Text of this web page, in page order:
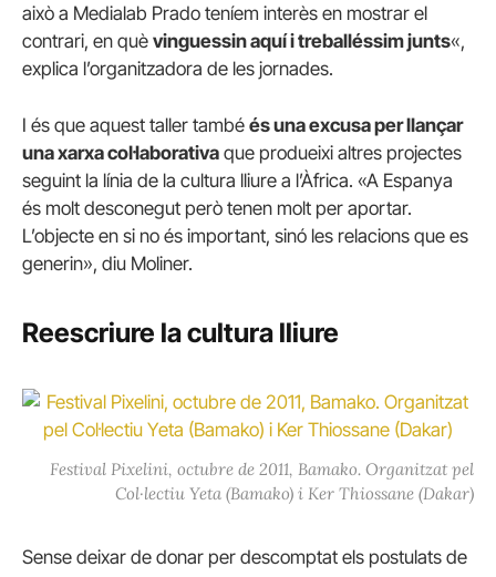
això a Medialab Prado teníem interès en mostrar el
contrari, en què vinguessin aquí i treballéssim junts«,
explica l’organitzadora de les jornades.
I és que aquest taller també és una excusa per llançar
una xarxa col·laborativa que produeixi altres projectes
seguint la línia de la cultura lliure a l’Àfrica. «A Espanya
és molt desconegut però tenen molt per aportar.
L’objecte en si no és important, sinó les relacions que es
generin», diu Moliner.
Reescriure la cultura lliure
Festival Pixelini, octubre de 2011, Bamako. Organitzat pel
Col·lectiu Yeta (Bamako) i Ker Thiossane (Dakar)
Sense deixar de donar per descomptat els postulats de